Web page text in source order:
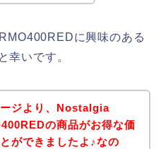
に興味のある
幸いです。
ジより、Nostalgia
の商品がお得な価
ができましたよ♪なの